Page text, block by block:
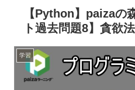
【Python】paizaの
ト過去問題8】貪欲法
学習